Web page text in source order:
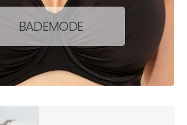
BADEMODE